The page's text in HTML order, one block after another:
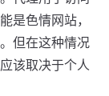
是色情网站，
但在这种情况
该取决于个人